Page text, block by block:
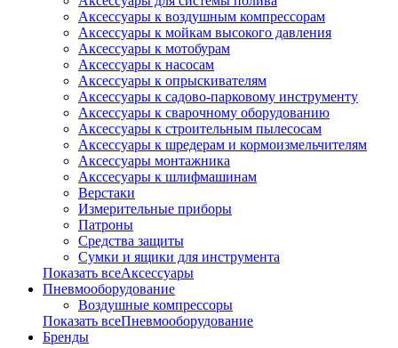
Аксессуары к воздушным компрессорам
Аксессуары к мойкам высокого давления
Аксессуары к мотобурам
Аксессуары к насосам
Аксессуары к опрыскивателям
Аксессуары к садово-парковому инструменту
Аксессуары к сварочному оборудованию
Аксессуары к строительным пылесосам
Аксессуары к шредерам и кормоизмельчителям
Аксессуары монтажника
Акссесуары к шлифмашинам
Верстаки
Измерительные приборы
Патроны
Средства защиты
Сумки и ящики для инструмента
Показать всеАксессуары
Пневмооборудование
Воздушные компрессоры
Показать всеПневмооборудование
Бренды